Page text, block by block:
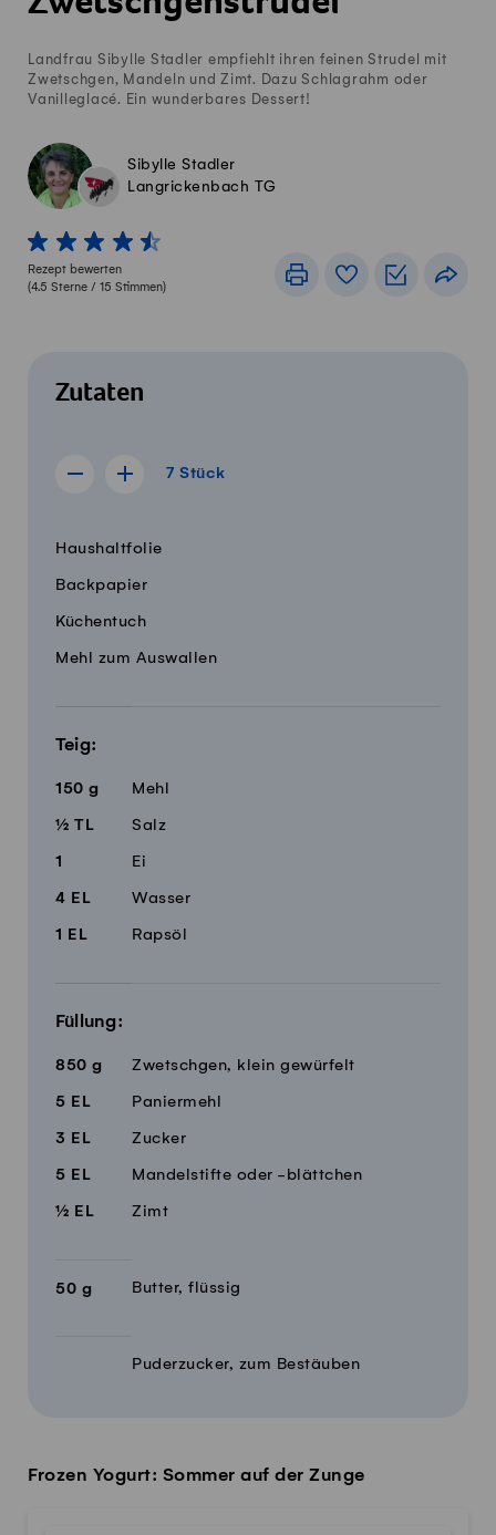
Landfrau Sibylle Stadler empfiehlt ihren feinen Strudel mit
Zwetschgen, Mandeln und Zimt. Dazu Schlagrahm oder
Vanilleglacé. Ein wunderbares Dessert!
Sibylle Stadler
Langrickenbach TG
1 von 5 Sterne
2 von 5 Sterne
3 von 5 Sterne
4 von 5 Sterne
5 von 5 Sterne
Rezept bewerten
(4.5 Sterne / 15 Stimmen)
DruckenRezeptbuch
Zutaten
Rezept für 6 Stück anzeigen
Rezept für 8 Stück anzeigen
7 Stück
MengeZutaten
Haushaltfolie
Backpapier
Küchentuch
Mehl zum Auswallen
Teig:
150 g Mehl
½ TL Salz
1 Ei
4 EL Wasser
1 EL Rapsöl
Füllung:
850 g Zwetschgen, klein gewürfelt
5 EL Paniermehl
3 EL Zucker
5 EL Mandelstifte oder -blättchen
½ EL Zimt
50 g Butter, flüssig
Puderzucker, zum Bestäuben
Frozen Yogurt: Sommer auf der Zunge